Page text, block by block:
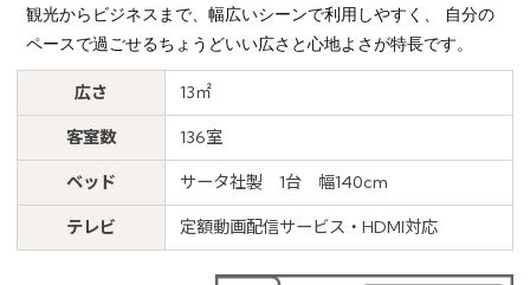
観光からビジネスまで、幅広いシーンで利用しやすく、 自分の
ペースで過ごせるちょうどいい広さと心地よさが特長です。
広さ 13㎡
客室数 136室
ベッド サータ社製 1台 幅140cm
テレビ 定額動画配信サービス・HDMI対応